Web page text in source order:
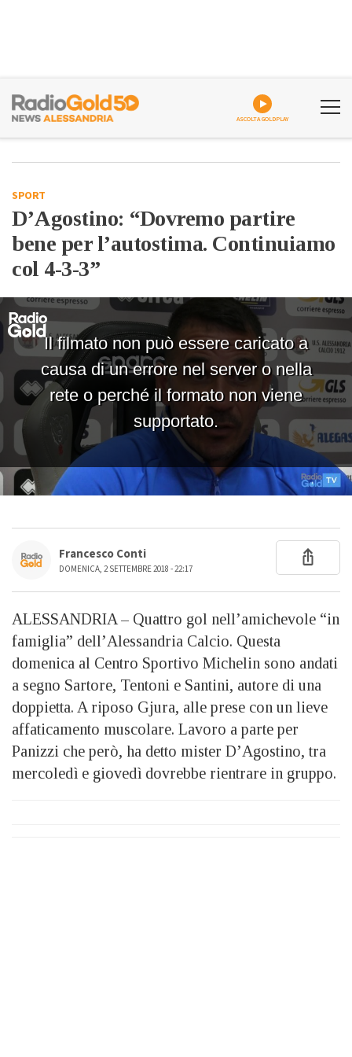
ASCOLTA GOLDPLAY
SPORT
D’Agostino: “Dovremo partire
bene per l’autostima. Continuiamo
col 4-3-3”
Francesco Conti
DOMENICA, 2 SETTEMBRE 2018 - 22:17
ALESSANDRIA – Quattro gol nell’amichevole “in
famiglia” dell’Alessandria Calcio. Questa
domenica al Centro Sportivo Michelin sono andati
a segno Sartore, Tentoni e Santini, autore di una
doppietta. A riposo Gjura, alle prese con un lieve
affaticamento muscolare. Lavoro a parte per
Panizzi che però, ha detto mister D’Agostino, tra
mercoledì e giovedì dovrebbe rientrare in gruppo.